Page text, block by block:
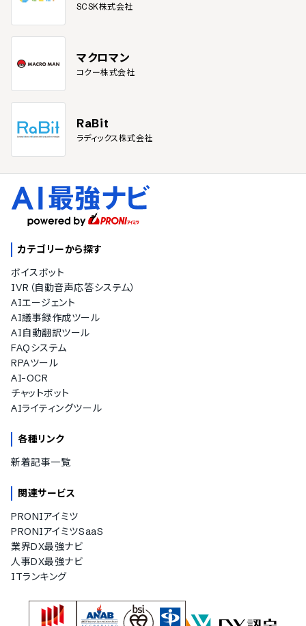
SCSK株式会社
マクロマン
コクー株式会社
RaBit
ラディックス株式会社
カテゴリーから探す
ボイスボット
IVR（自動音声応答システム）
AIエージェント
AI議事録作成ツール
AI自動翻訳ツール
FAQシステム
RPAツール
AI-OCR
チャットボット
AIライティングツール
各種リンク
新着記事一覧
関連サービス
PRONIアイミツ
PRONIアイミツSaaS
業界DX最強ナビ
人事DX最強ナビ
ITランキング